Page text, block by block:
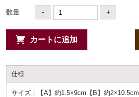
数量 - +
カートに追加
仕様
サイズ：【A】約1.5×9cm【B】約2×10.5cm